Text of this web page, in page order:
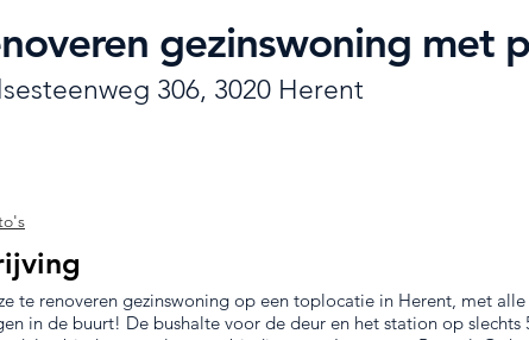
gezinswoning met
306, 3020 Herent
te renoveren gezinswoning op een toplocatie in Herent, met alle
in de buurt! De bushalte voor de deur en het station op slechts